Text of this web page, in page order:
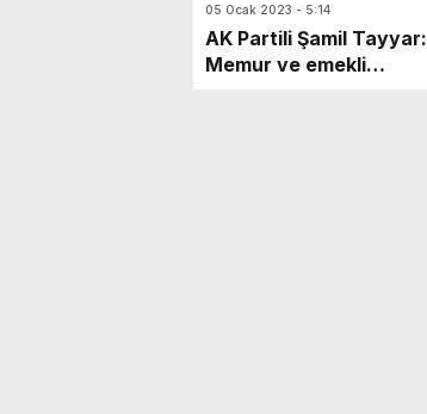
05 Ocak 2023 - 5:14
AK Partili Şamil Tayyar:
Memur ve emekli